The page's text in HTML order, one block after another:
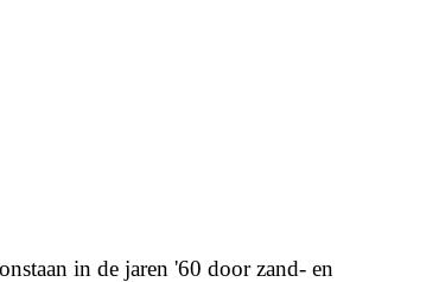
in de jaren '60 door zand- en